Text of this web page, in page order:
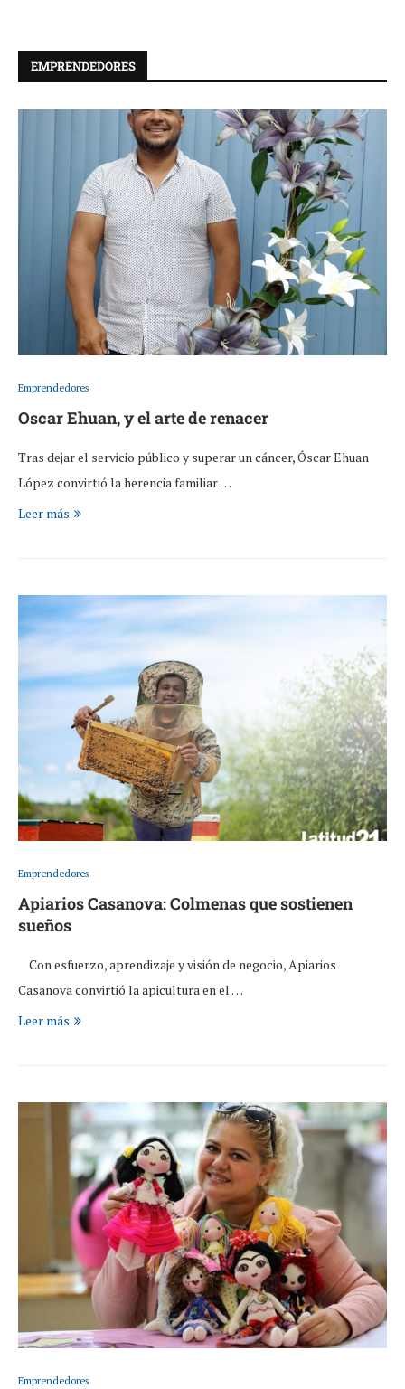
EMPRENDEDORES
Emprendedores
Oscar Ehuan, y el arte de renacer
Tras dejar el servicio público y superar un cáncer, Óscar Ehuan
López convirtió la herencia familiar …
Leer más
Emprendedores
Apiarios Casanova: Colmenas que sostienen
sueños
Con esfuerzo, aprendizaje y visión de negocio, Apiarios
Casanova convirtió la apicultura en el …
Leer más
Emprendedores